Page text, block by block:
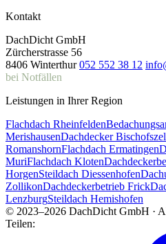
Kontakt
DachDicht GmbH
Zürcherstrasse 56
8406 Winterthur 052 552 38 12
bei Notfällen
Leistungen in Ihrer Region
Flachdach Rheinfelden
MerishausenDachdecker
RomanshornFlachdach Ermatingen
MuriFlachdach Kloten
HorgenSteildach Diessenhofen
ZollikonDachdeckerbetrieb Frick
LenzburgSteildach Hemishofen
© 2023–2026 DachDicht GmbH ·
Teilen: